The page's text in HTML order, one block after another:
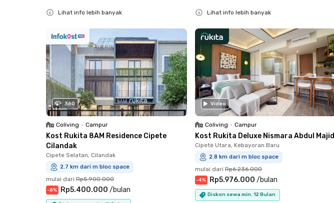
Lihat info lebih banyak Lihat info lebih banyak
360
Coliving • Campur
Kost Rukita 8AM Residence Cipete
Cilandak
Cipete Selatan, Cilandak
2.7 km dari m bloc space
mulai dari Rp5.900.000
-8% Rp5.400.000 /bulan
Video
Coliving • Campur
Kost Rukita Deluxe Nismara Abdul Majid
Cipete Utara, Kebayoran Baru
2.8 km dari m bloc space
mulai dari Rp6.236.000
-4% Rp5.976.000 /bulan
Diskon sewa min. 12 Bulan